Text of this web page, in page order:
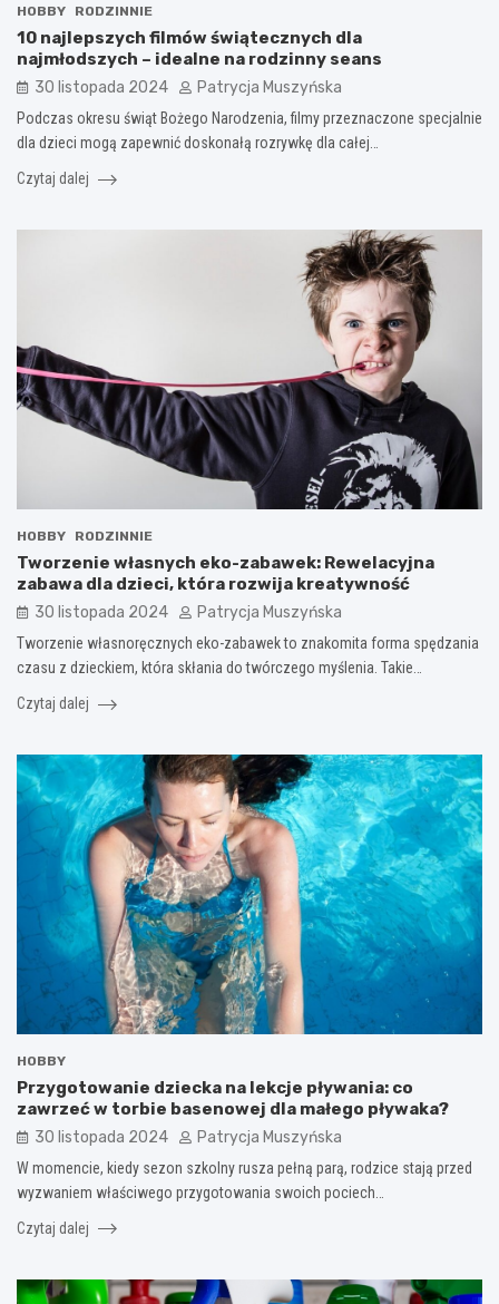
HOBBY RODZINNIE
10 najlepszych filmów świątecznych dla
najmłodszych – idealne na rodzinny seans
30 listopada 2024 Patrycja Muszyńska
Podczas okresu świąt Bożego Narodzenia, filmy przeznaczone specjalnie
dla dzieci mogą zapewnić doskonałą rozrywkę dla całej…
Czytaj dalej
HOBBY RODZINNIE
Tworzenie własnych eko-zabawek: Rewelacyjna
zabawa dla dzieci, która rozwija kreatywność
30 listopada 2024 Patrycja Muszyńska
Tworzenie własnoręcznych eko-zabawek to znakomita forma spędzania
czasu z dzieckiem, która skłania do twórczego myślenia. Takie…
Czytaj dalej
HOBBY
Przygotowanie dziecka na lekcje pływania: co
zawrzeć w torbie basenowej dla małego pływaka?
30 listopada 2024 Patrycja Muszyńska
W momencie, kiedy sezon szkolny rusza pełną parą, rodzice stają przed
wyzwaniem właściwego przygotowania swoich pociech…
Czytaj dalej